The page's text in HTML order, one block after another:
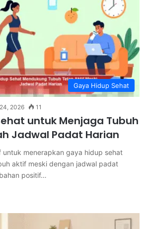
Gaya Hidup Sehat
2026 11
untuk Menjaga Tubuh
Jadwal Padat Harian
untuk menerapkan gaya hidup sehat
aktif meski dengan jadwal padat
positif…